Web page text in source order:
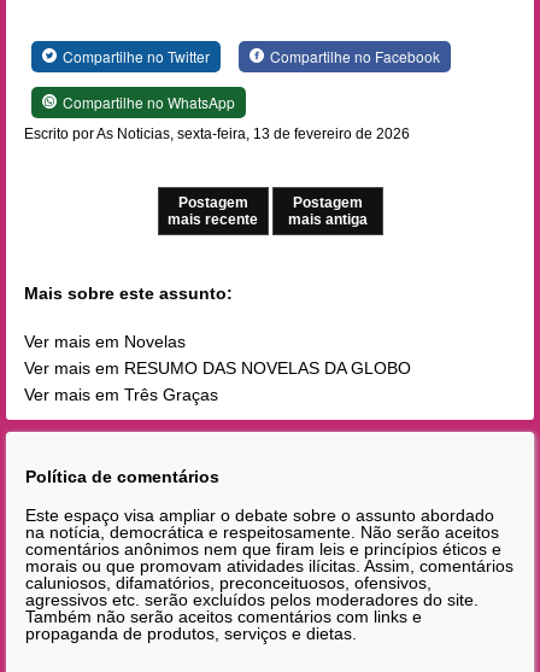
Compartilhe no Twitter Compartilhe no Facebook
Compartilhe no WhatsApp
Escrito por As Noticias, sexta-feira, 13 de fevereiro de 2026
Postagem
mais recente
Postagem
mais antiga
Mais sobre este assunto:
Ver mais em Novelas
Ver mais em RESUMO DAS NOVELAS DA GLOBO
Ver mais em Três Graças
Política de comentários
Este espaço visa ampliar o debate sobre o assunto abordado
na notícia, democrática e respeitosamente. Não serão aceitos
comentários anônimos nem que firam leis e princípios éticos e
morais ou que promovam atividades ilícitas. Assim, comentários
caluniosos, difamatórios, preconceituosos, ofensivos,
agressivos etc. serão excluídos pelos moderadores do site.
Também não serão aceitos comentários com links e
propaganda de produtos, serviços e dietas.